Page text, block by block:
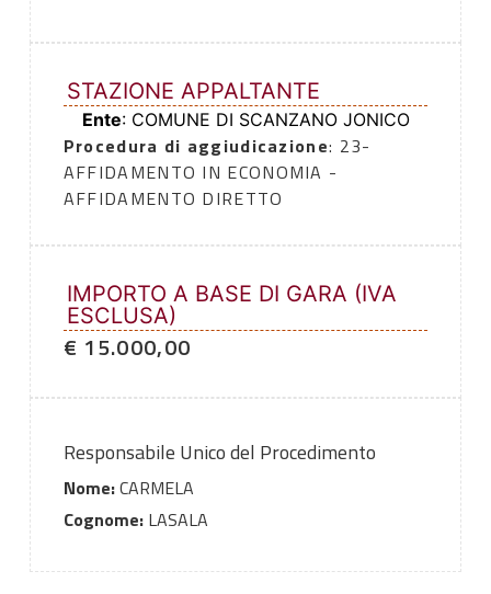
STAZIONE APPALTANTE
Ente: COMUNE DI SCANZANO JONICO
Procedura di aggiudicazione: 23-
AFFIDAMENTO IN ECONOMIA -
AFFIDAMENTO DIRETTO
IMPORTO A BASE DI GARA (IVA
ESCLUSA)
€ 15.000,00
Responsabile Unico del Procedimento
Nome:CARMELA
Cognome:LASALA